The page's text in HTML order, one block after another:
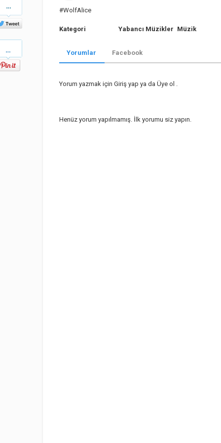
on
Twitter
#WolfAlice
Kategori Yabancı Müzikler Müzik
Yorumlar Facebook
Yorum yazmak için Giriş yap ya da Üye ol .
Henüz yorum yapılmamış. İlk yorumu siz yapın.